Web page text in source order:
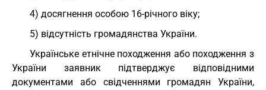
4) досягнення особою 16-річного віку;
5) відсутність громадянства України.
Українське етнічне походження або походження з
України заявник підтверджує відповідними
документами або свідченнями громадян України,